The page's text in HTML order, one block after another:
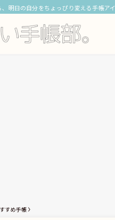
明日の自分をちょっぴり変える手帳ア
すめ手帳